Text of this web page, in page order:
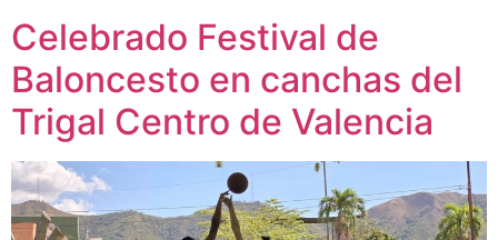
Celebrado Festival de
Baloncesto en canchas del
Trigal Centro de Valencia